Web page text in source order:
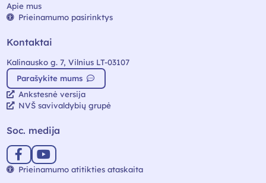
Apie mus
Prieinamumo pasirinktys
Kontaktai
Kalinausko g. 7, Vilnius LT-03107
Parašykite mums
Ankstesnė versija
NVŠ savivaldybių grupė
Soc. medija
Prieinamumo atitikties ataskaita